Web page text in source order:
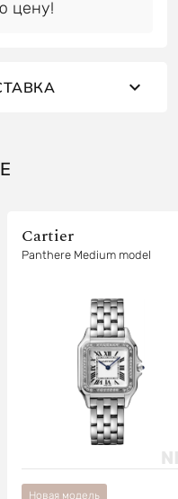
Cartier
Panthere Medium model
Новая модель